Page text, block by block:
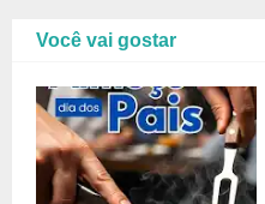
Você vai gostar